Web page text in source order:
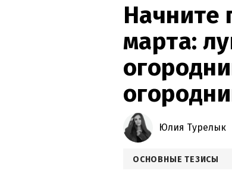
Начните
марта:
Юлия Турелык
ОСНОВНЫЕ ТЕЗИСЫ